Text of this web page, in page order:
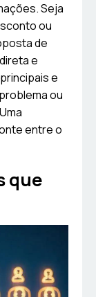
Seja
ou
de
e
e
ou
entre o
que